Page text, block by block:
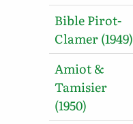
Bible Pirot-
Clamer (1949)
Amiot &
Tamisier
(1950)